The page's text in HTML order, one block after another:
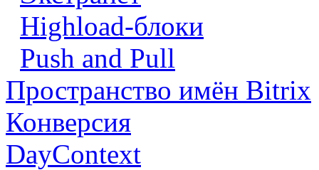
Highload-блоки
Push and Pull
Пространство имён Bitrix
Конверсия
DayContext